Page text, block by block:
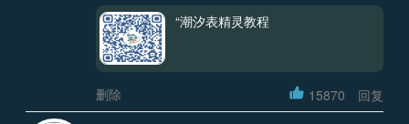
“潮汐表精灵教程
删除 15870 回复